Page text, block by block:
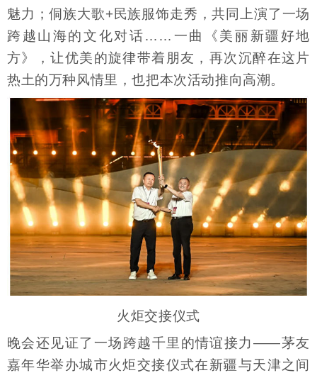
魅力；侗族大歌+民族服饰走秀，共同上演了一场
跨越山海的文化对话……一曲《美丽新疆好地
方》，让优美的旋律带着朋友，再次沉醉在这片
热土的万种风情里，也把本次活动推向高潮。
火炬交接仪式
晚会还见证了一场跨越千里的情谊接力——茅友
嘉年华举办城市火炬交接仪式在新疆与天津之间